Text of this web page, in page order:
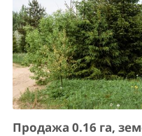
Продажа 0.16 га,